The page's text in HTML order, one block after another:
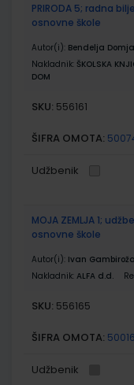
PRIRODA 5; radna
osnovne škole
Autor(i): Bendelja
Nakladnik: ŠKOLSKA
DOM
SKU: 556161
ŠIFRA OMOTA:
Udžbenik
MOJA ZEMLJA 1;
osnovne škole
Autor(i): Ivan
Nakladnik: ALFA d.d.
SKU: 556165
ŠIFRA OMOTA:
Udžbenik